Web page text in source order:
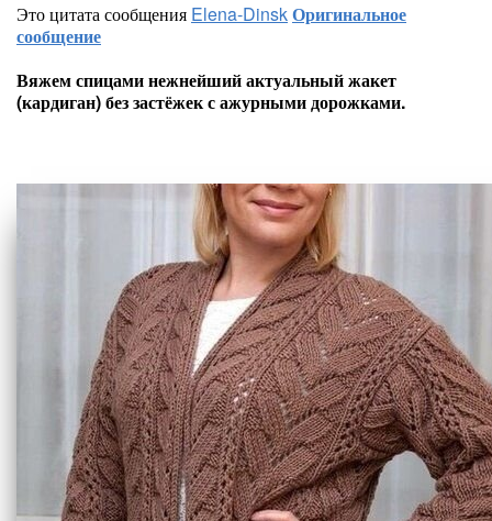
Это цитата сообщения Elena-DinskОригинальное
сообщение
Вяжем спицами нежнейший актуальный жакет
(кардиган) без застёжек с ажурными дорожками.